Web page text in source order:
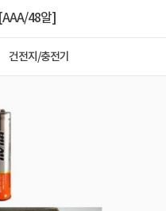
[벡셀] 알카라인 건전지 (벌크) [AAA/48알]
건전지/충전기